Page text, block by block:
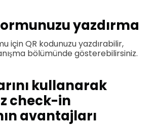
yazdırma
için QR kodunuzu yazdırabilir,
bölümünde gösterebilirsiniz.
kullanarak
check-in
avantajları